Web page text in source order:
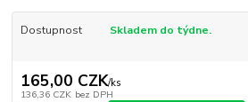
Dostupnost Skladem do týdne.
165,00 CZK/ks
136,36 CZK bez DPH